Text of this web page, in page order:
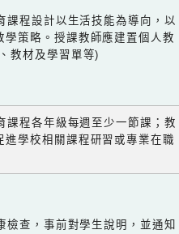
程設計以生活技能為導向，以
學策略。授課教師應建置個人教
教材及學習單等)
程各年級每週至少一節課；教
進學校相關課程研習或專業在職
查，事前對學生說明，並通知